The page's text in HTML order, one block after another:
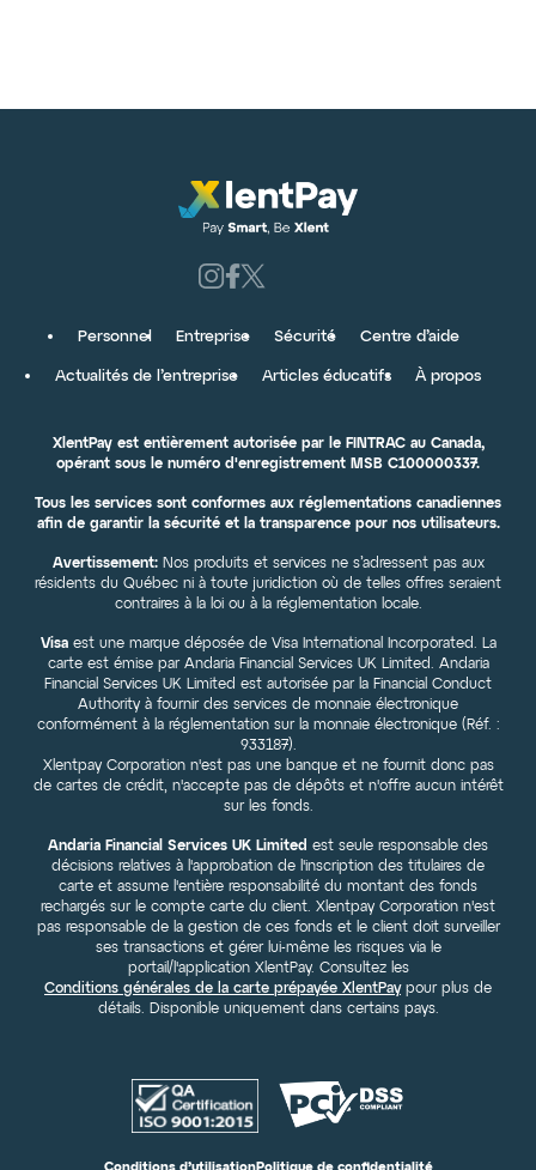
Personnel Entreprise Sécurité Centre d’aide
Actualités de l’entreprise Articles éducatifs À propos
XlentPay est entièrement autorisée par le FINTRAC au Canada,
opérant sous le numéro d'enregistrement MSB C100000337.
Tous les services sont conformes aux réglementations canadiennes
afin de garantir la sécurité et la transparence pour nos utilisateurs.
Avertissement:Nos produits et services ne s’adressent pas aux
résidents du Québec ni à toute juridiction où de telles offres seraient
contraires à la loi ou à la réglementation locale.
Visaest une marque déposée de Visa International Incorporated. La
carte est émise par Andaria Financial Services UK Limited. Andaria
Financial Services UK Limited est autorisée par la Financial Conduct
Authority à fournir des services de monnaie électronique
conformément à la réglementation sur la monnaie électronique (Réf. :
933187).
Xlentpay Corporation n'est pas une banque et ne fournit donc pas
de cartes de crédit, n'accepte pas de dépôts et n'offre aucun intérêt
sur les fonds.
Andaria Financial Services UK Limited est seule responsable des
décisions relatives à l'approbation de l'inscription des titulaires de
carte et assume l'entière responsabilité du montant des fonds
rechargés sur le compte carte du client. Xlentpay Corporation n'est
pas responsable de la gestion de ces fonds et le client doit surveiller
ses transactions et gérer lui-même les risques via le
portail/l'application XlentPay. Consultez les
Conditions générales de la carte prépayée XlentPaypour plus de
détails. Disponible uniquement dans certains pays.
Conditions d’utilisationPolitique de confidentialité